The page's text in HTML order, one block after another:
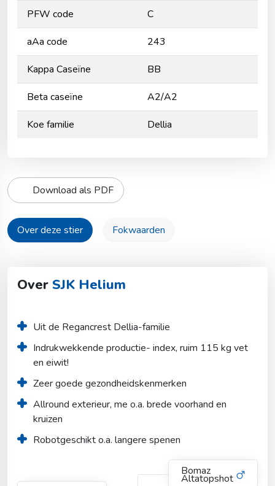
PFW code C
aAa code 243
Kappa Caseïne BB
Beta caseïne A2/A2
Koe familie Dellia
Over deze stier Fokwaarden
Download als PDF
Over SJK Helium
Uit de Regancrest Dellia-familie
Indrukwekkende productie- index, ruim 115 kg vet
en eiwit!
Zeer goede gezondheidskenmerken
Allround exterieur, me o.a. brede voorhand en
kruizen
Robotgeschikt o.a. langere spenen
Bomaz
Altatopshot